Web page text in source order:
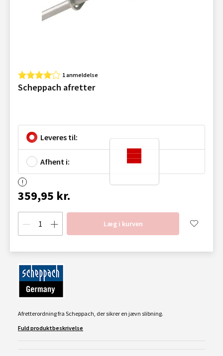
1 anmeldelse
Scheppach afretter
Leveres til:
Afhent i:
359,95 kr.
Læg i kurven
Afretterordning fra Scheppach, der sikrer en jævn slibning.
Fuld produktbeskrivelse